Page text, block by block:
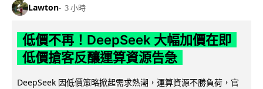
Lawton 3 小時
低價不再！DeepSeek 大幅加價在即
低價搶客反釀運算資源告急
DeepSeek 因低價策略掀起需求熱潮，運算資源不勝負荷，官